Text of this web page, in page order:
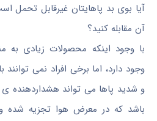
آیا بوی بد پاهایتان غیرقابل تحمل
آن مقابله کنید؟
با وجود اینکه محصولات زیادی به
وجود دارد، اما برخی افراد نمی توانند
و شدید پاها می تواند هشداردهنده ی
باشد که در معرض هوا تجزیه شده